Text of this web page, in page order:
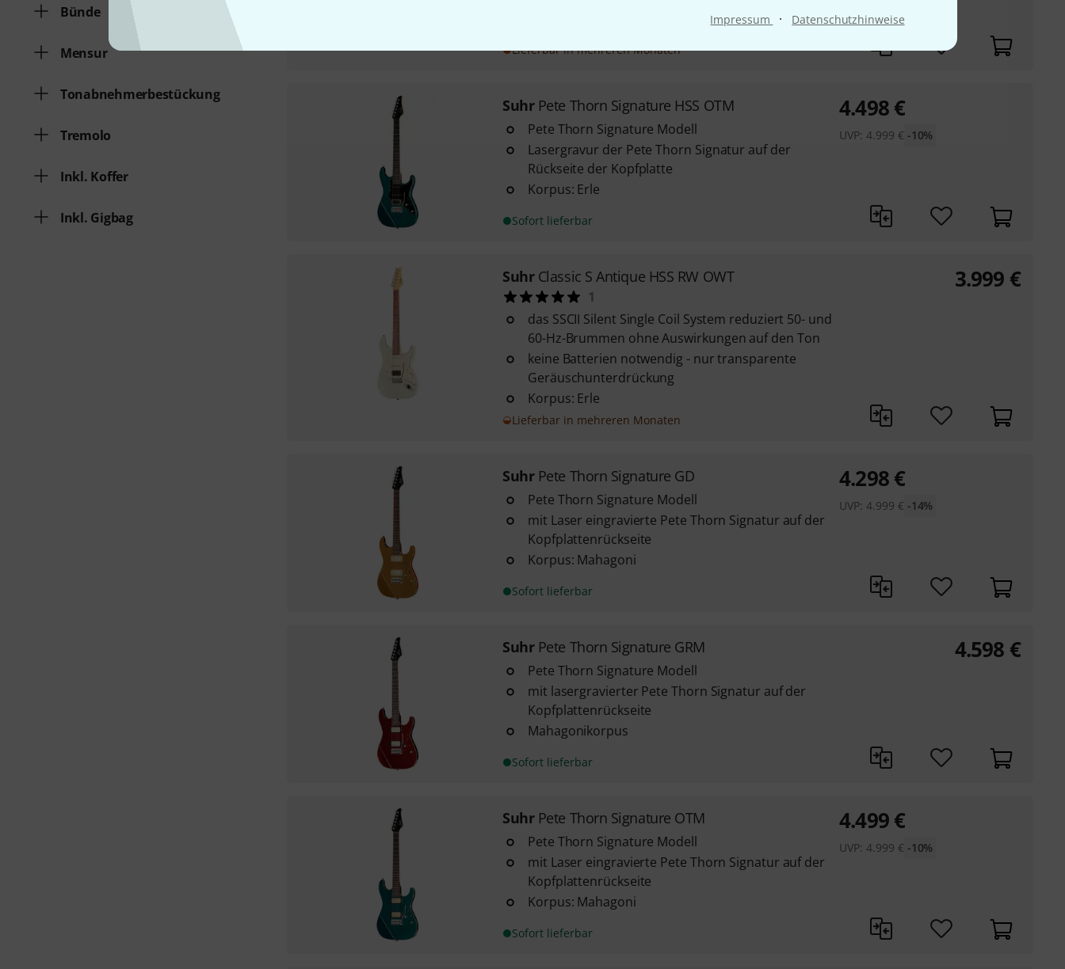
Impressum · Datenschutzhinweise
Bünde
Mensur
Tonabnehmerbestückung
Tremolo
Inkl. Koffer
Inkl. Gigbag
Lieferbar in mehreren Monaten
Suhr Pete Thorn Signature HSS OTM
Pete Thorn Signature Modell
Lasergravur der Pete Thorn Signatur auf der
Rückseite der Kopfplatte
Korpus: Erle
Sofort lieferbar
4.498€
UVP:4.999 € -10%
Suhr Classic S Antique HSS RW OWT
1
das SSCII Silent Single Coil System reduziert 50- und
60-Hz-Brummen ohne Auswirkungen auf den Ton
keine Batterien notwendig - nur transparente
Geräuschunterdrückung
Korpus: Erle
Lieferbar in mehreren Monaten
3.999 €
Suhr Pete Thorn Signature GD
Pete Thorn Signature Modell
mit Laser eingravierte Pete Thorn Signatur auf der
Kopfplattenrückseite
Korpus: Mahagoni
Sofort lieferbar
4.298€
UVP:4.999 € -14%
Suhr Pete Thorn Signature GRM
Pete Thorn Signature Modell
mit lasergravierter Pete Thorn Signatur auf der
Kopfplattenrückseite
Mahagonikorpus
Sofort lieferbar
4.598 €
Suhr Pete Thorn Signature OTM
Pete Thorn Signature Modell
mit Laser eingravierte Pete Thorn Signatur auf der
Kopfplattenrückseite
Korpus: Mahagoni
Sofort lieferbar
4.499€
UVP:4.999 € -10%